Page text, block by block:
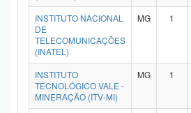
INSTITUTO NACIONAL
DE
TELECOMUNICAÇÕES
(INATEL)
MG 1
INSTITUTO
TECNOLÓGICO VALE -
MINERAÇÃO (ITV-MI)
MG 1